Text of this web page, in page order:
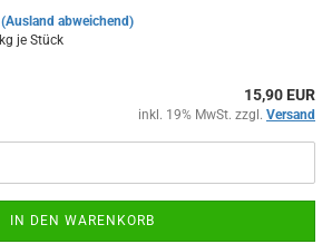
(Ausland abweichend)
kg je Stück
15,90 EUR
inkl. 19% MwSt. zzgl. Versand
IN DEN WARENKORB